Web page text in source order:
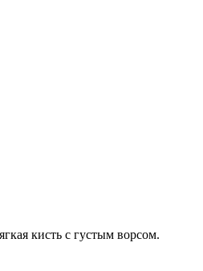
кисть с густым ворсом.